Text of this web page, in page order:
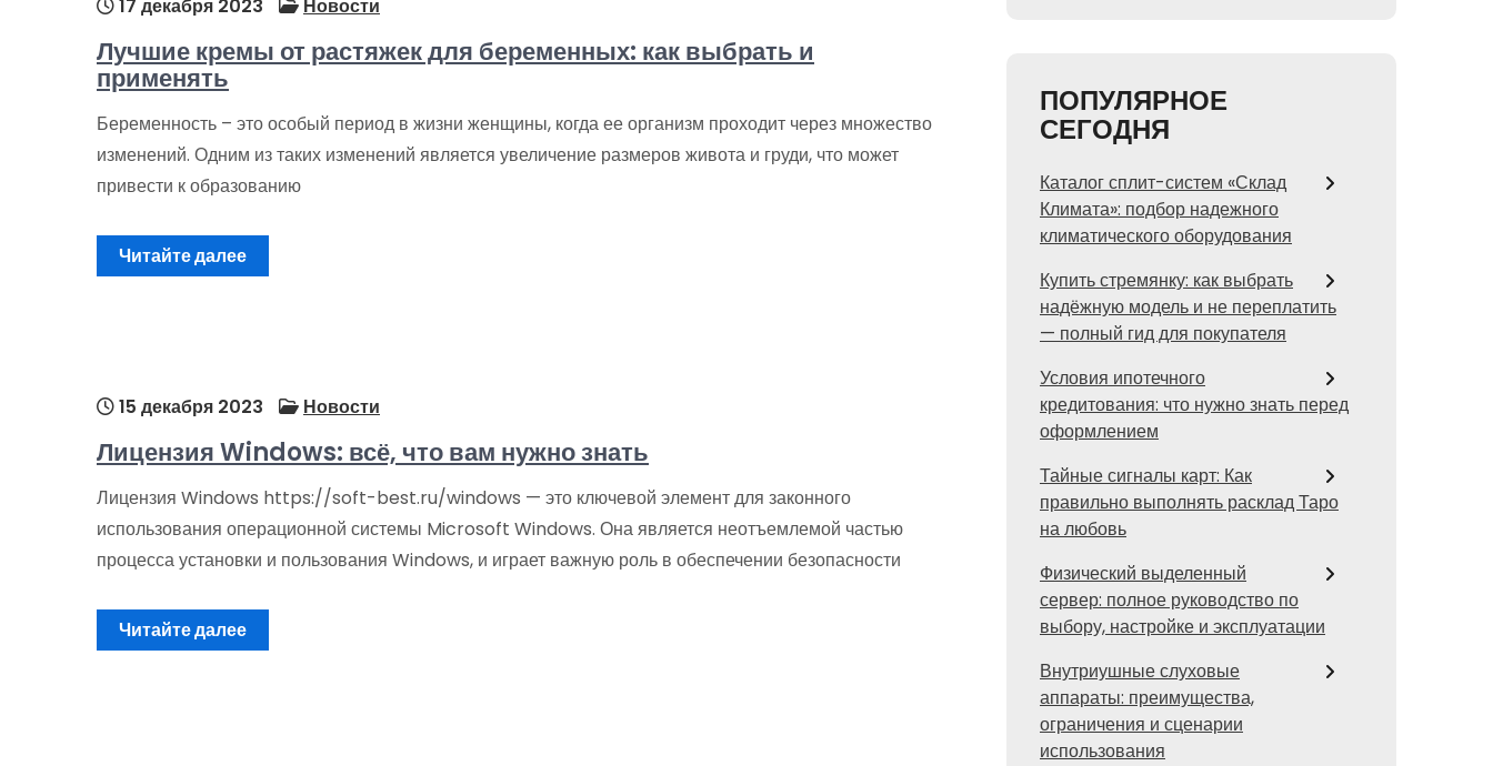
17 декабря 2023 Новости
Лучшие кремы от растяжек для беременных: как выбрать и
применять
Беременность – это особый период в жизни женщины, когда ее организм проходит через множество
изменений. Одним из таких изменений является увеличение размеров живота и груди, что может
привести к образованию
Читайте далее
15 декабря 2023 Новости
Лицензия Windows: всё, что вам нужно знать
Лицензия Windows https://soft-best.ru/windows — это ключевой элемент для законного
использования операционной системы Microsoft Windows. Она является неотъемлемой частью
процесса установки и пользования Windows, и играет важную роль в обеспечении безопасности
Читайте далее
ПОПУЛЯРНОЕ
СЕГОДНЯ
Каталог сплит-систем «Склад
Климата»: подбор надежного
климатического оборудования
Купить стремянку: как выбрать
надёжную модель и не переплатить
— полный гид для покупателя
Условия ипотечного
кредитования: что нужно знать перед
оформлением
Тайные сигналы карт: Как
правильно выполнять расклад Таро
на любовь
Физический выделенный
сервер: полное руководство по
выбору, настройке и эксплуатации
Внутриушные слуховые
аппараты: преимущества,
ограничения и сценарии
использования